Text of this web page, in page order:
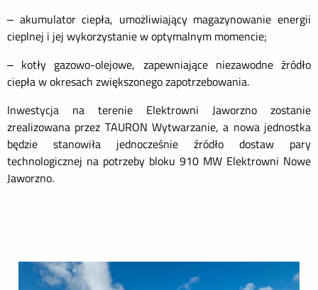
– akumulator ciepła, umożliwiający magazynowanie energii
cieplnej i jej wykorzystanie w optymalnym momencie;
– kotły gazowo-olejowe, zapewniające niezawodne źródło
ciepła w okresach zwiększonego zapotrzebowania.
Inwestycja na terenie Elektrowni Jaworzno zostanie
zrealizowana przez TAURON Wytwarzanie, a nowa jednostka
będzie stanowiła jednocześnie źródło dostaw pary
technologicznej na potrzeby bloku 910 MW Elektrowni Nowe
Jaworzno.